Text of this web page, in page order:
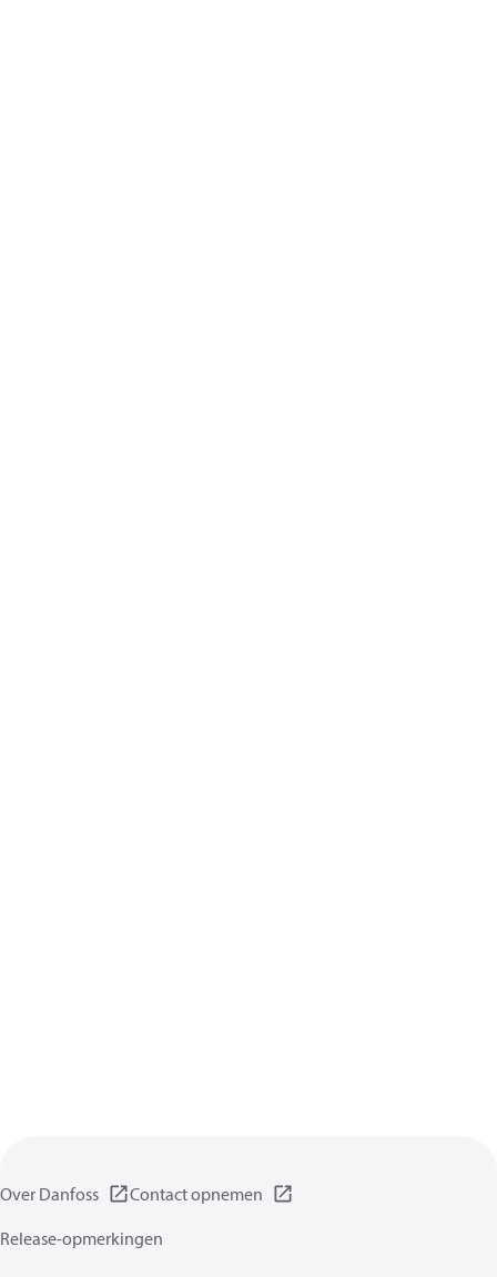
Over Danfoss
Contact opnemen
Release-opmerkingen